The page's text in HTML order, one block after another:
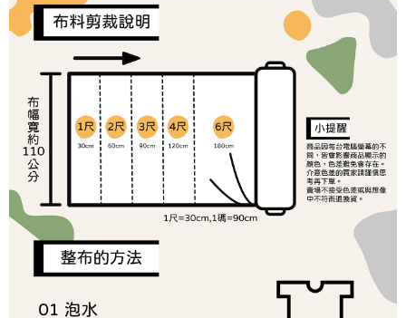
消。如遇「轉專審核」未通過狀況，表示未達大哥付你分期系統評分，恕無
法說明評估內容。
1.分期款項不併入電信帳單，「大哥付你分期」於每月結算日後寄送繳費提
醒簡訊。
2.透過簡訊連結打開帳單後，可選擇「超商條碼／台灣大直營門市／銀行轉
帳／街口支付／iPASS MONEY」等通路繳費。
【注意事項】
1.本服務係由「台灣大哥大股份有限公司」（以下簡稱本公司）所提供，讓
用戶於交易時，得透過本服務購買商品或服務，並由商店將買賣／分期付款
買賣價金債權讓與本公司後，依約使用本公司帳單繳交帳款。
2.基於同意付款使用「大哥付你分期」之契約關係目的，商店將以您的個人
資料（包含姓名、電話或地址）提供予台灣大哥大進項蒐集、處理及利用，
由本公司與您本人進行分期帳單所需資料之確認、核對及更正。
3.完整用戶服務條款，請詳閱以下連結：
１．簡單：不需註冊會員、不需綁卡、不需儲值。
２．便利：只要手機號碼，簡訊認證，即可結帳。
３．安心：先確認商品／服務後，再付款。
【「AFTEE先享後付」結帳流程】
１．於結帳方式選擇「AFTEE先享後付」後，將跳轉至「AFTEE先享後付」
結帳頁面，進行簡訊認證並確認金額後，即可完成結帳。
２．訂單成立數日內，您將收到繳費通知簡訊。
３．收到繳費通知簡訊後14天內，點擊此簡訊中的連結，可透過四大超商／
ATM／網路銀行／等多元方式進行付款，方視為交易完成。
※ 請注意：結帳手續完成當下不需立刻繳費，但若您需要取消訂單，請聯絡
購買商品的店家。未經商家同意取消之訂單仍視為有效，需透過AFTEE先享
後付繳納相關費用。
※ 交易是否成功請以「AFTEE先享後付 」之結帳頁面顯示為準，若有關於
是否繳費成功／繳費後需取消欲退款等相關疑問，請聯繫「AFTEE先享後付
客戶支援中心」https://netprotections.freshdesk.com/support/home
１．透過由恩沛科技股份有限公司提供之「AFTEE先享後付」服務完成之交
易，需依本服務之必要範圍內提供個人資料，並將交易相關給付款項請求債
運送方式
全家取貨付款
每筆NT$65，滿NT$1,500(含以上)免運費
付款後全家取貨
每筆NT$65，滿NT$1,300(含以上)免運費
7-11取貨付款
每筆NT$65，滿NT$1,500(含以上)免運費
付款後7-11取貨
每筆NT$65，滿NT$1,500(含以上)免運費
宅配
每筆NT$150，滿NT$1,500(含以上)免運費